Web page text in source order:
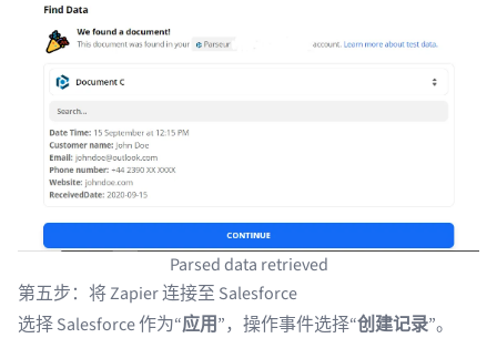
Parsed data retrieved
第五步：将 Zapier 连接至 Salesforce
选择 Salesforce 作为“应用”，操作事件选择“创建记录”。